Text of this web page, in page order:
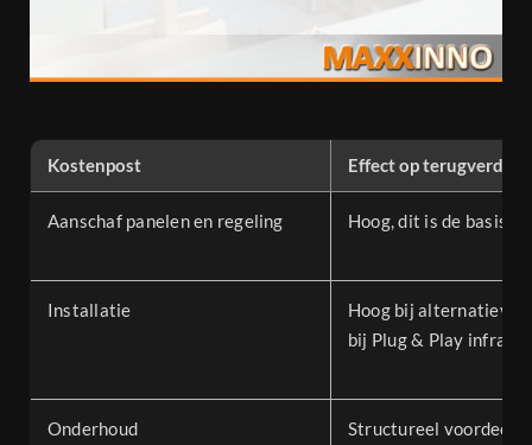
Kostenpost Effect op
Aanschaf panelen en regeling Hoog, dit is de
Installatie
Hoog bij
bij Plug & Play
Onderhoud
Structureel voordeel